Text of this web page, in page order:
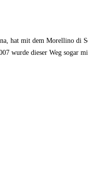
hat mit dem Morellino di
wurde dieser Weg sogar